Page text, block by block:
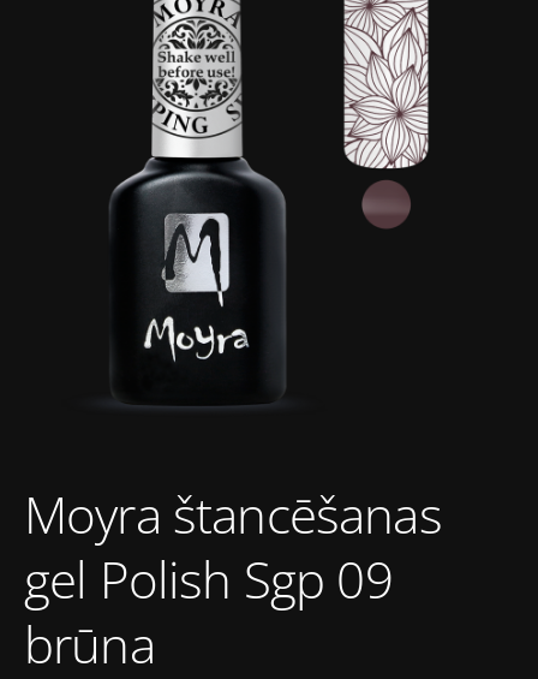
Moyra štancēšanas
gel Polish Sgp 09
brūna